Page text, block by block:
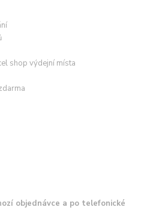
shop výdejní místa
objednávce a po telefonické